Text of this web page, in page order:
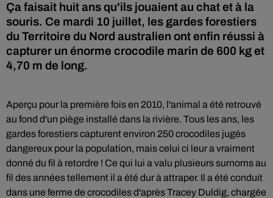
Ça faisait huit ans qu'ils jouaient au chat et à la
souris. Ce mardi 10 juillet, les gardes forestiers
du Territoire du Nord australien ont enfin réussi à
capturer un énorme crocodile marin de 600 kg et
4,70 m de long.
Aperçu pour la première fois en 2010, l'animal a été retrouvé
au fond d'un piège installé dans la rivière. Tous les ans, les
gardes forestiers capturent environ 250 crocodiles jugés
dangereux pour la population, mais celui ci leur a vraiment
donné du fil à retordre ! Ce qui lui a valu plusieurs surnoms au
fil des années tellement il a été dur à attraper. Il a été conduit
dans une ferme de crocodiles d'après Tracey Duldig, chargée